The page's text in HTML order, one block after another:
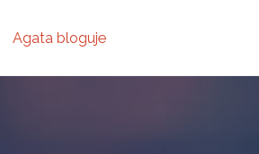
Agata bloguje